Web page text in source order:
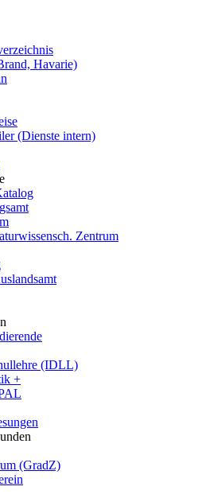
Havarie)
(Dienste intern)
Zentrum
(IDLL)
+
(GradZ)